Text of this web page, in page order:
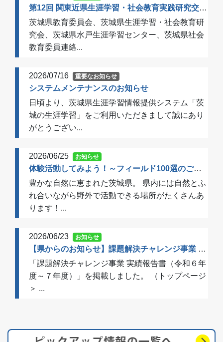
第12回 関東近県生涯学習・社会教育実践研究交流会 開催のご案内（一次案内）
茨城県教育委員会、茨城県生涯学習・社会教育研
究会、茨城県水戸生涯学習センター、茨城県社会
教育委員連絡...
2026/07/16 重要なお知らせ
システムメンテナンスのお知らせ
日頃より、茨城県生涯学習情報提供システム「茨
城の生涯学習」をご利用いただきまして誠にあり
がとうござい...
2026/06/25 お知らせ
体験活動してみよう！～フィールド100選のご案内～
豊かな自然に恵まれた茨城県。 県内には自然とふ
れ合いながら野外で活動できる場所がたくさんあ
ります！...
2026/06/23 お知らせ
【県からのお知らせ】課題解決チャレンジ事業 実績報告書（令和６年度～７年度）を掲載しました
「課題解決チャレンジ事業 実績報告書（令和６年
度～７年度）」を掲載しました。 （トップページ
＞ ...